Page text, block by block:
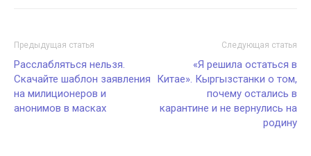
Предыдущая статья
Расслабляться нельзя.
Скачайте шаблон заявления
на милиционеров и
анонимов в масках
Следующая статья
«Я решила остаться в
Китае». Кыргызстанки о том,
почему остались в
карантине и не вернулись на
родину